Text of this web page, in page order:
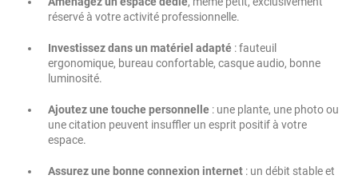
réservé à votre activité professionnelle.
Investissez dans un matériel adapté : fauteuil
ergonomique, bureau confortable, casque audio, bonne
luminosité.
Ajoutez une touche personnelle : une plante, une photo ou
une citation peuvent insuffler un esprit positif à votre
espace.
Assurez une bonne connexion internet : un débit stable et